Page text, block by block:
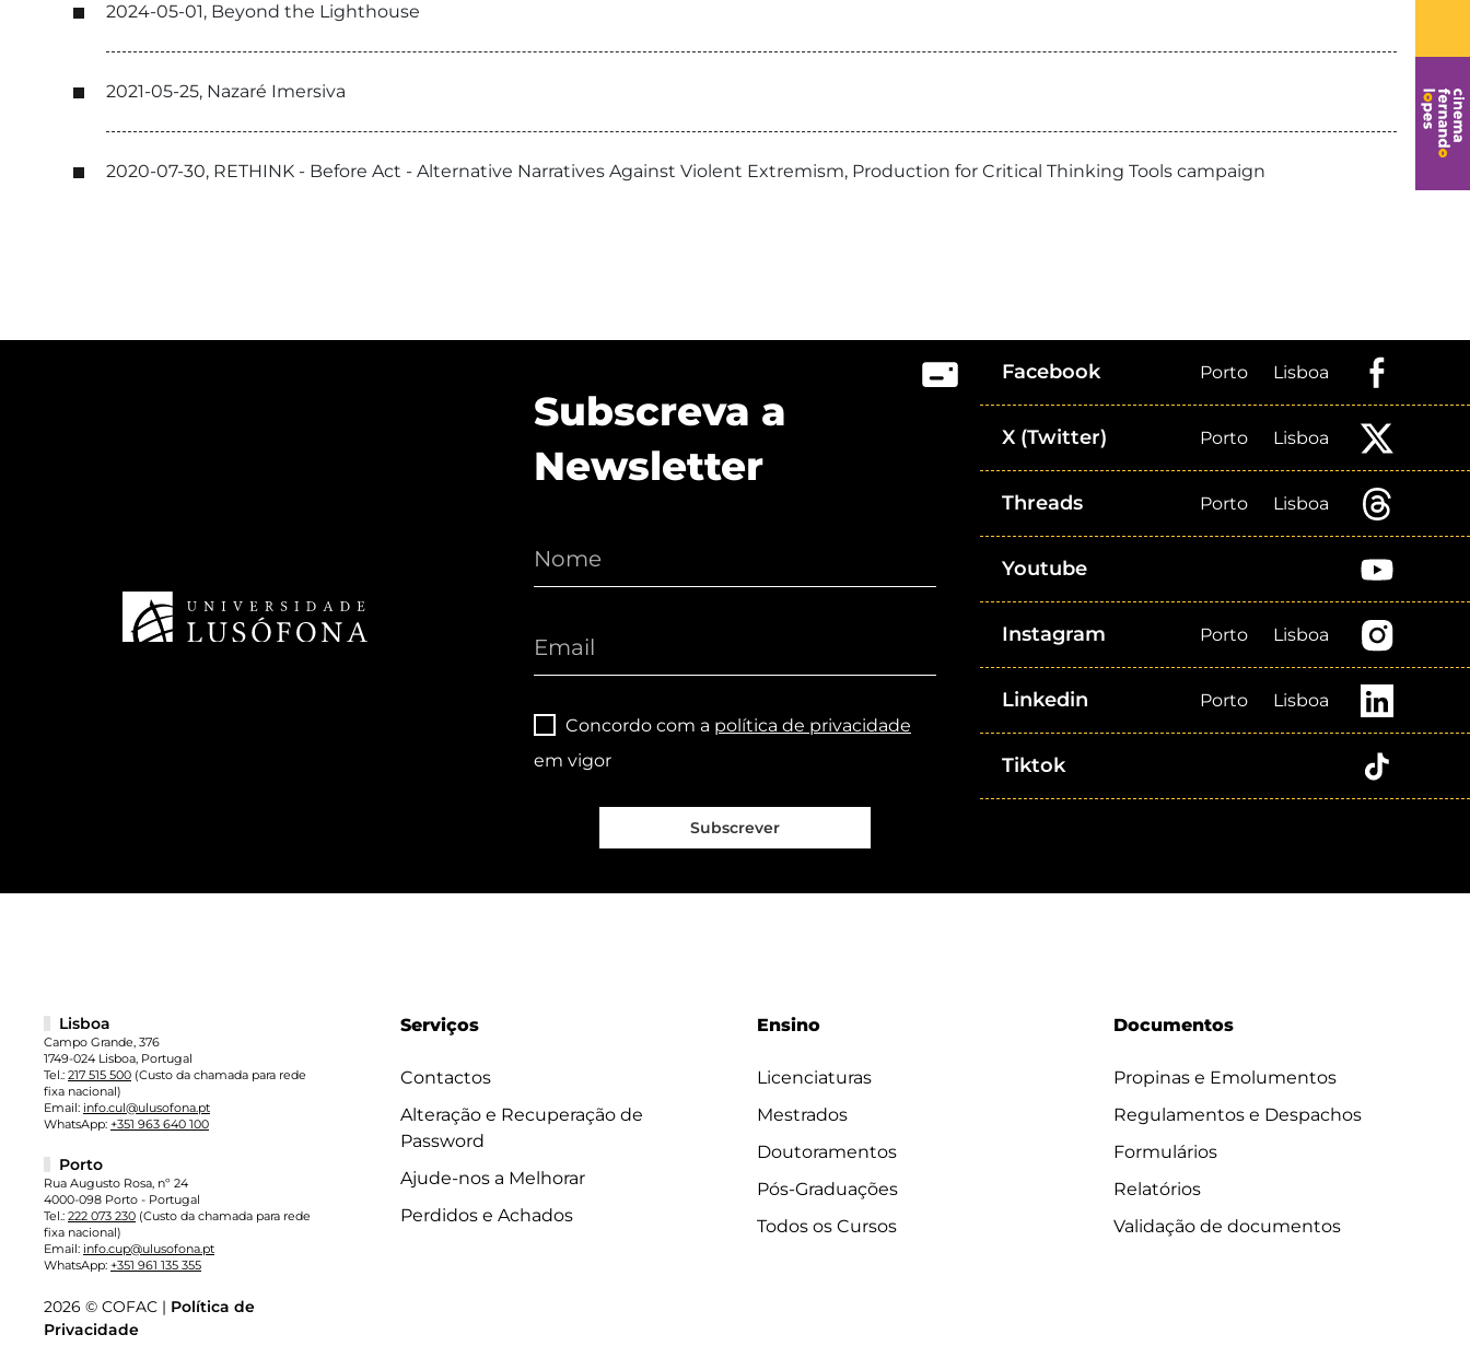
2024-05-01, Beyond the Lighthouse
2021-05-25, Nazaré Imersiva
2020-07-30, RETHINK - Before Act - Alternative Narratives Against Violent Extremism, Production for Critical Thinking Tools campaign
Subscreva a
Newsletter
Concordo com a política de privacidade
em vigor
Subscrever
Facebook Porto Lisboa
X (Twitter) Porto Lisboa
Threads Porto Lisboa
Youtube
Instagram Porto Lisboa
Linkedin Porto Lisboa
Tiktok
Serviços
Contactos
Alteração e Recuperação de
Password
Ajude-nos a Melhorar
Perdidos e Achados
Ensino
Licenciaturas
Mestrados
Doutoramentos
Pós-Graduações
Todos os Cursos
Documentos
Propinas e Emolumentos
Regulamentos e Despachos
Formulários
Relatórios
Validação de documentos
Lisboa
Campo Grande, 376
1749-024 Lisboa, Portugal
Tel.: 217 515 500 (Custo da chamada para rede
fixa nacional)
Email: info.cul@ulusofona.pt
WhatsApp: +351 963 640 100
Porto
Rua Augusto Rosa, nº 24
4000-098 Porto - Portugal
Tel.: 222 073 230 (Custo da chamada para rede
fixa nacional)
Email: info.cup@ulusofona.pt
WhatsApp: +351 961 135 355
2026 © COFAC | Política de
Privacidade